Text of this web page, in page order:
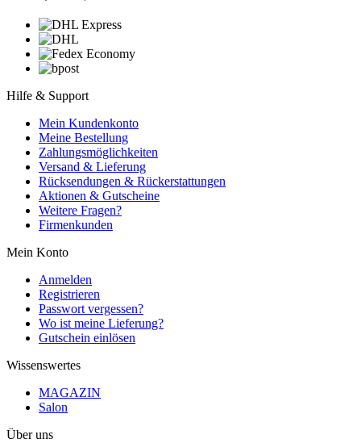
Hilfe & Support
Mein Kundenkonto
Meine Bestellung
Zahlungsmöglichkeiten
Versand & Lieferung
Rücksendungen & Rückerstattungen
Aktionen & Gutscheine
Weitere Fragen?
Firmenkunden
Mein Konto
Anmelden
Registrieren
Passwort vergessen?
Wo ist meine Lieferung?
Gutschein einlösen
Wissenswertes
MAGAZIN
Salon
Über uns